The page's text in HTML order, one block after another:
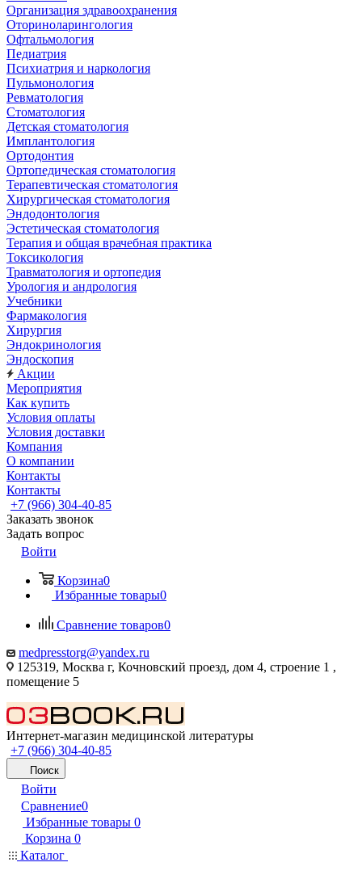
Организация здравоохранения
Оториноларингология
Офтальмология
Педиатрия
Психиатрия и наркология
Пульмонология
Ревматология
Стоматология
Детская стоматология
Имплантология
Ортодонтия
Ортопедическая стоматология
Терапевтическая стоматология
Хирургическая стоматология
Эндодонтология
Эстетическая стоматология
Терапия и общая врачебная практика
Токсикология
Травматология и ортопедия
Урология и андрология
Учебники
Фармакология
Хирургия
Эндокринология
Эндоскопия
Акции
Мероприятия
Как купить
Условия оплаты
Условия доставки
Компания
О компании
Контакты
Контакты
+7 (966) 304-40-85
Заказать звонок
Задать вопрос
Войти
Корзина0
Избранные товары0
Сравнение товаров0
medpresstorg@yandex.ru
125319, Москва г, Кочновский проезд, дом 4, строение 1 ,
помещение 5
Интернет-магазин медицинской литературы
+7 (966) 304-40-85
Поиск
Войти
Сравнение0
Избранные товары 0
Корзина 0
Каталог